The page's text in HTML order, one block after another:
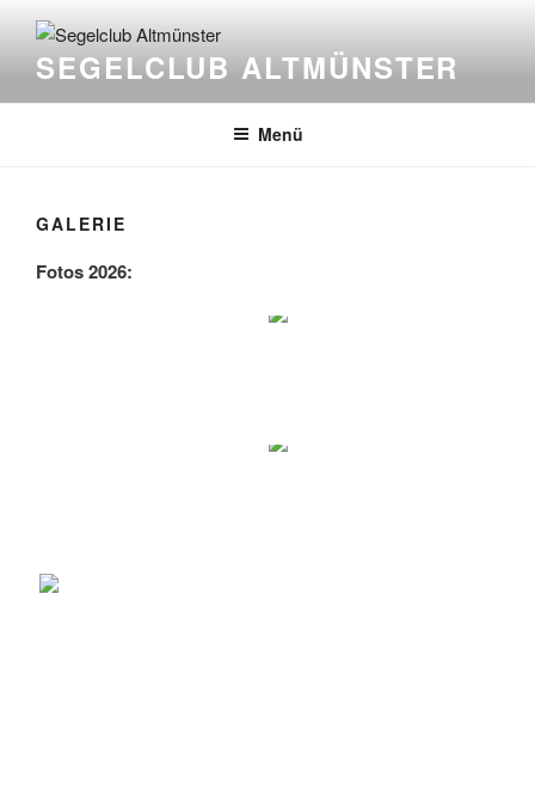
Inhalt
springenSEGELCLUB ALTMÜNSTER
Menü
GALERIE
Fotos 2026: